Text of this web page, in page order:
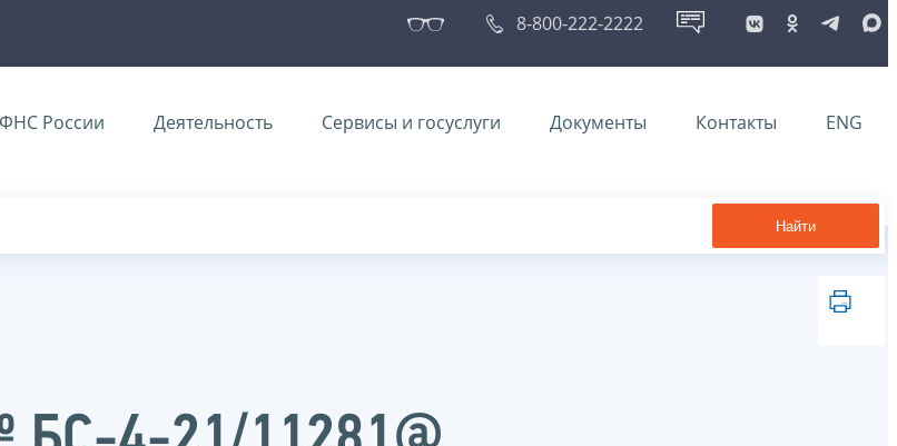
8-800-222-2222
России Деятельность Сервисы и госуслуги Документы Контакты ENG
Найти